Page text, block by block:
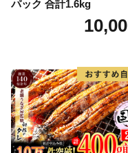
パック 合計1.6kg